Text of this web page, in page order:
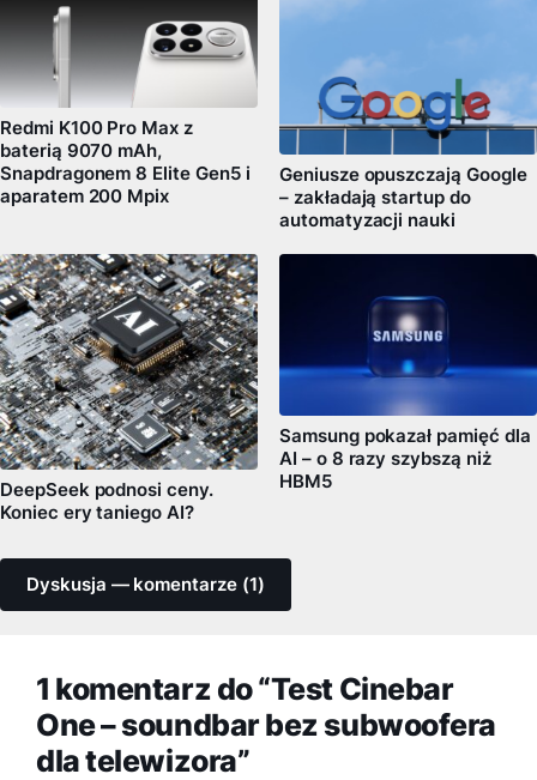
Redmi K100 Pro Max z
baterią 9070 mAh,
Snapdragonem 8 Elite Gen5 i
aparatem 200 Mpix
Geniusze opuszczają Google
– zakładają startup do
automatyzacji nauki
DeepSeek podnosi ceny.
Koniec ery taniego AI?
Samsung pokazał pamięć dla
AI – o 8 razy szybszą niż
HBM5
Dyskusja — komentarze (1)
1 komentarz do “Test Cinebar
One – soundbar bez subwoofera
dla telewizora”